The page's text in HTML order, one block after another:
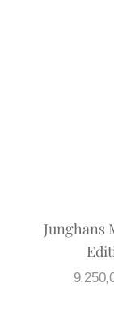
Junghans